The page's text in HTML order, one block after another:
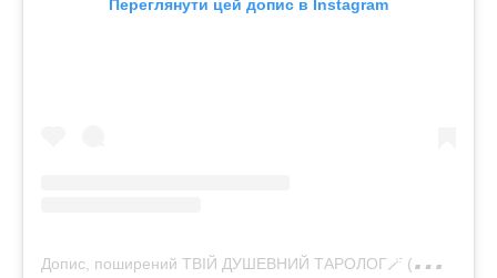
Переглянути цей допис в Instagram
Д
опис, поширений ТВІЙ ДУШЕВНИЙ ТАРОЛОГ🪄 (@taro.elena.ua)